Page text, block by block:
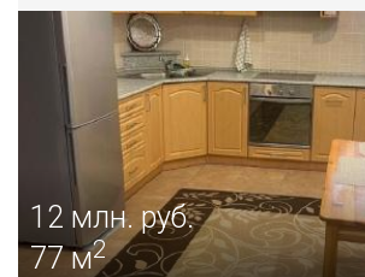
12 млн. руб.
77 м2